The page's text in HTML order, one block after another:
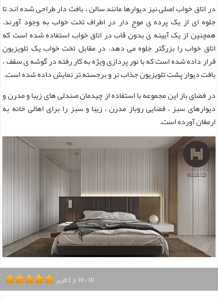
در اتاق خواب اصلی نیز دیوارها مانند سالن ، بافت دار طراحی شده اند تا
جلوه ای از یک پرده ی موج دار در اطراف تخت خواب به وجود آورند.
همچنین از یک آیینه ی بدون قاب در اتاق خواب استفاده شده است که
اتاق خواب را بزرگتر جلوه می دهد. در مقابل تخت خواب یک تلویزیون
قرار داده شده است که با نور پردازی ویژه به کار رفته در گوشه ی سقف ،
بافت دیوار پشت تلویزیون جذاب تر و برجسته تر نمایش داده شده است.
در فضای باز این مجموعه با استفاده از چیدمان صندلی های زیبا و مدرن و
دیوارهای سبز ، فضایی روباز مدرن ، زیبا و سبز را برای اهالی خانه به
ارمغان آورده است.
10/10 از 1کاربر